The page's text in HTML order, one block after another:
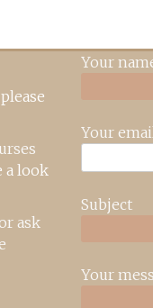
please
a look
ask
Your
Your
Subject
Your